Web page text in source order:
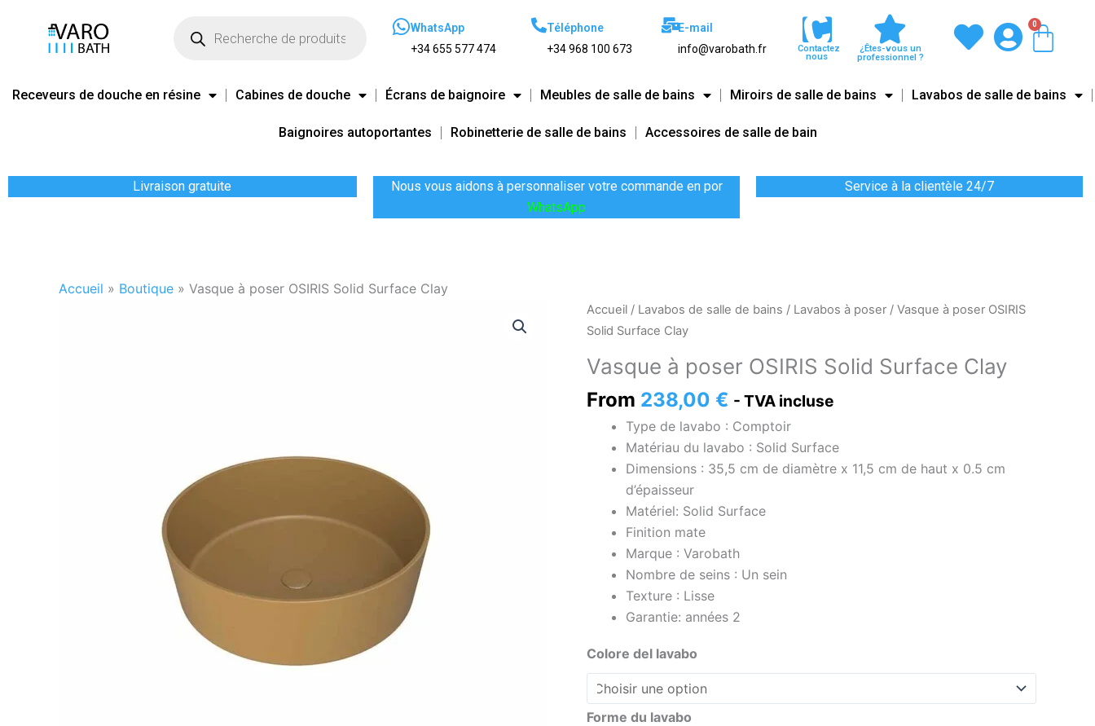
contenu
produits
WhatsApp
+34 655 577 474
Téléphone
+34 968 100 673
E-mail
info@varobath.fr
Contactez
nous
¿Êtes-vous un
professionnel ?
0
Receveurs de douche en résine Cabines de douche Écrans de baignoire Meubles de salle de bains Miroirs de salle de bains Lavabos de salle de bains
Baignoires autoportantes Robinetterie de salle de bains Accessoires de salle de bain
Livraison gratuite
Nous vous aidons à personnaliser votre commande en por
WhatsApp
Service à la clientèle 24/7
Accueil » Boutique » Vasque à poser OSIRIS Solid Surface Clay
Accueil / Lavabos de salle de bains / Lavabos à poser / Vasque à poser OSIRIS
Solid Surface Clay
Vasque à poser OSIRIS Solid Surface Clay
From 238,00 € - TVA incluse
Type de lavabo : Comptoir
Matériau du lavabo : Solid Surface
Dimensions : 35,5 cm de diamètre x 11,5 cm de haut x 0.5 cm
d’épaisseur
Matériel: Solid Surface
Finition mate
Marque : Varobath
Nombre de seins : Un sein
Texture : Lisse
Garantie: années 2
Colore del lavabo
Forme du lavabo
quantité
de
à
poser
Surface